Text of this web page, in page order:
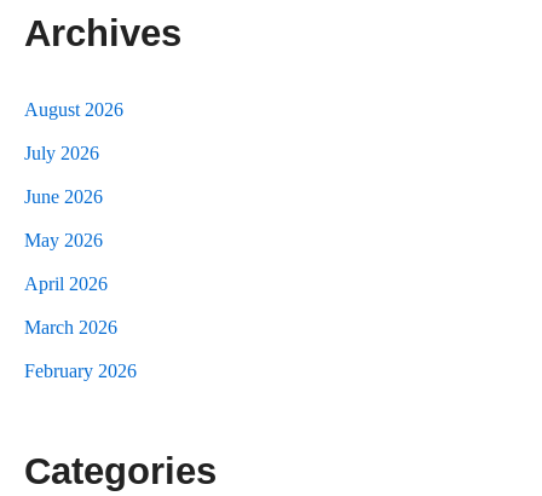
Archives
August 2026
July 2026
June 2026
May 2026
April 2026
March 2026
February 2026
Categories